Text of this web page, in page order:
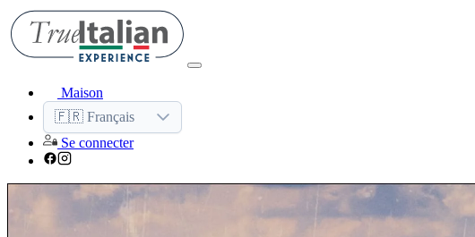
Maison
🇫🇷 Français
Se connecter